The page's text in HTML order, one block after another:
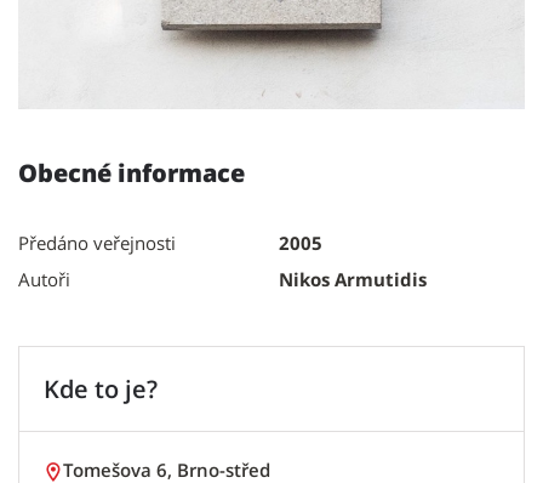
Obecné informace
Předáno veřejnosti
2005
Autoři
Nikos Armutidis
Kde to je?
Tomešova 6, Brno-střed